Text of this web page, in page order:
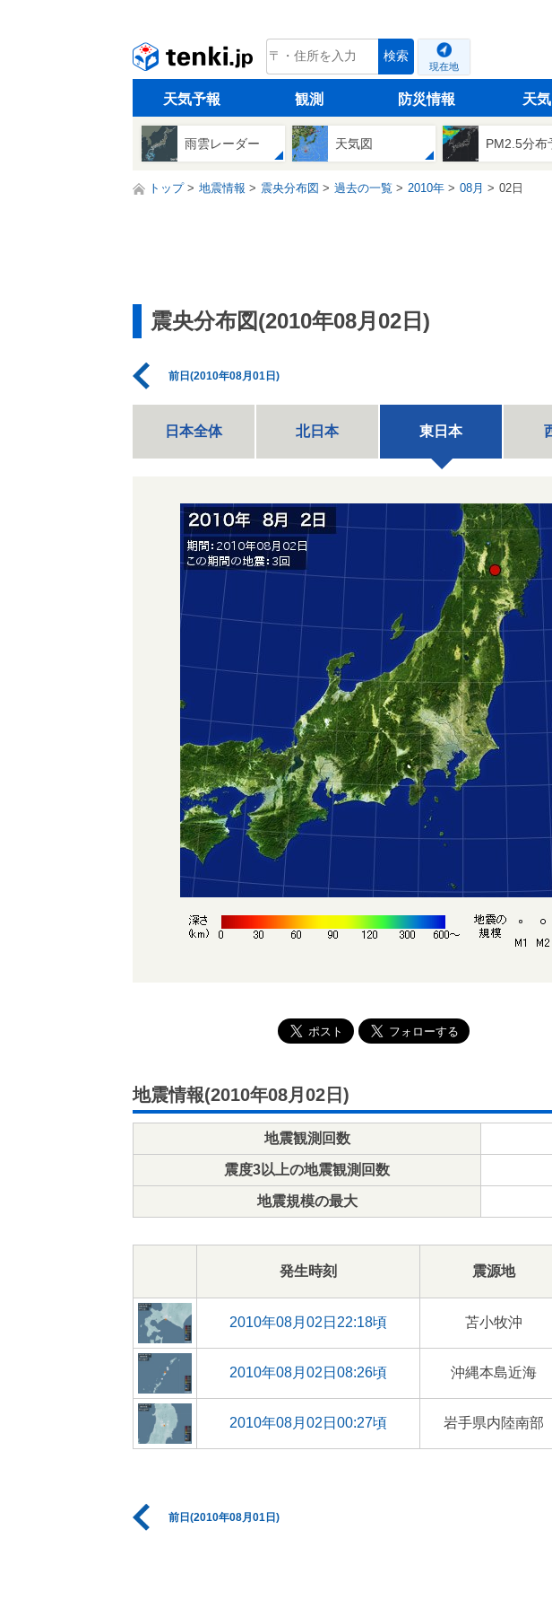
tenki.jp 検索
現在地
天気予報 観測 防災情報 天
雨雲レーダー 天気図 PM2.5分布
トップ 地震情報 震央分布図 過去の一覧 2010年 08月 02日
震央分布図(2010年08月02日)
前日(2010年08月01日)
日本全体 北日本 東日本
地震情報(2010年08月02日)
地震観測回数
震度3以上の地震観測回数
地震規模の最大
発生時刻 震源地
2010年08月02日22:18頃 苫小牧沖
2010年08月02日08:26頃 沖縄本島近海
2010年08月02日00:27頃 岩手県内陸南部
前日(2010年08月01日)